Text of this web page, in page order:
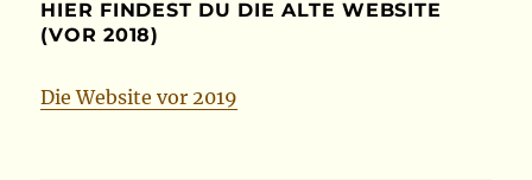
HIER FINDEST DU DIE ALTE WEBSITE
(VOR 2018)
Die Website vor 2019